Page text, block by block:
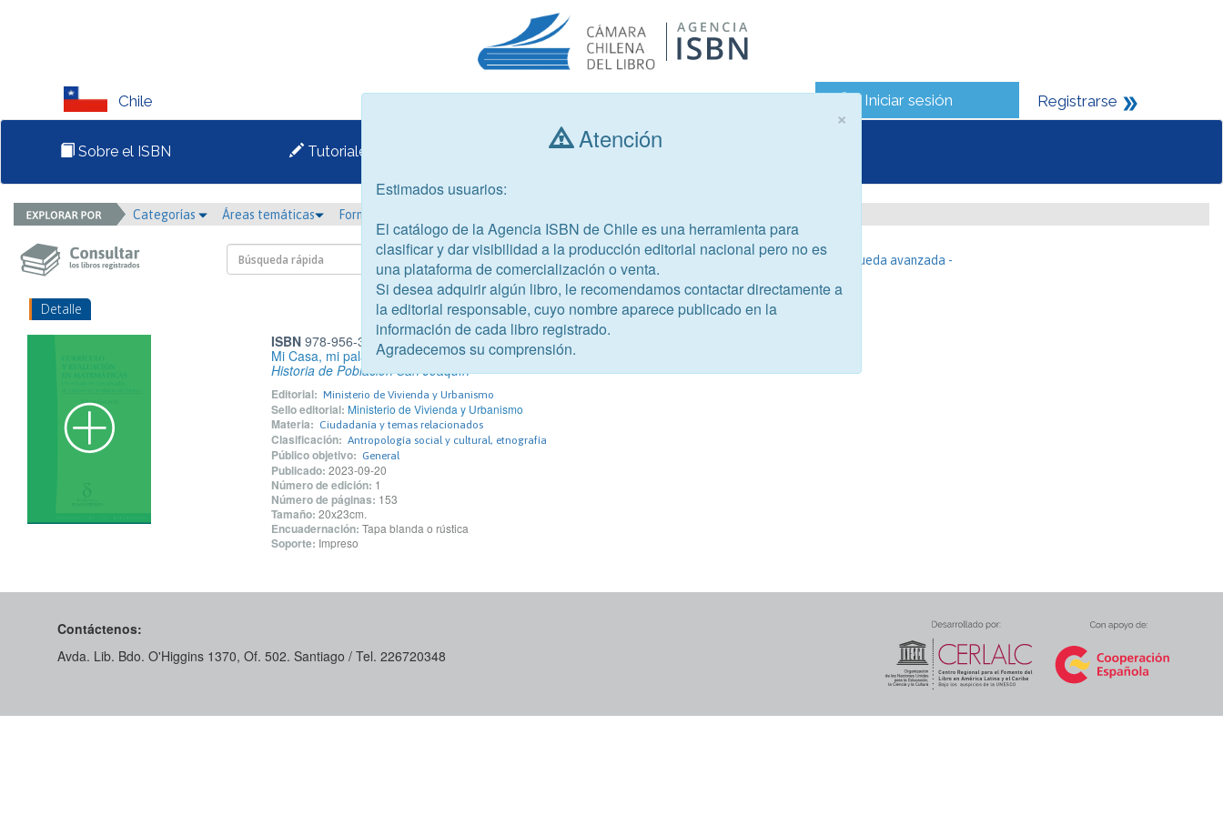
Chile Iniciar sesión Registrarse
Sobre el ISBN Tutoriales Consultar libros
Categorías Áreas temáticas Formato
- Búsqueda avanzada -
Detalle
ISBN978-956-395-053-3
Mi Casa, mi palacio
Historia de Población San Joaquín
Editorial: Ministerio de Vivienda y Urbanismo
Sello editorial: Ministerio de Vivienda y Urbanismo
Materia: Ciudadanía y temas relacionados
Clasificación: Antropología social y cultural, etnografía
Público objetivo: General
Publicado: 2023-09-20
Número de edición: 1
Número de páginas: 153
Tamaño: 20x23cm.
Encuadernación: Tapa blanda o rústica
Soporte: Impreso
Contáctenos:
Avda. Lib. Bdo. O'Higgins 1370, Of. 502. Santiago / Tel. 226720348
×
Atención
Estimados usuarios:
El catálogo de la Agencia ISBN de Chile es una herramienta para
clasificar y dar visibilidad a la producción editorial nacional pero no es
una plataforma de comercialización o venta.
Si desea adquirir algún libro, le recomendamos contactar directamente a
la editorial responsable, cuyo nombre aparece publicado en la
información de cada libro registrado.
Agradecemos su comprensión.